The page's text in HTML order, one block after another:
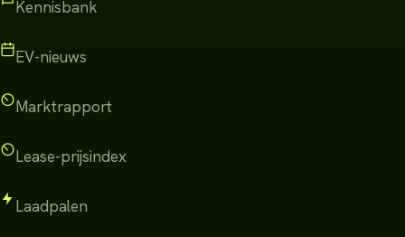
Kennisbank
EV-nieuws
Marktrapport
Lease-prijsindex
Laadpalen